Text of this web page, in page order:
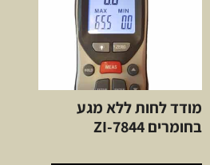
מודד לחות ללא מגע
בחומרים ZI-7844